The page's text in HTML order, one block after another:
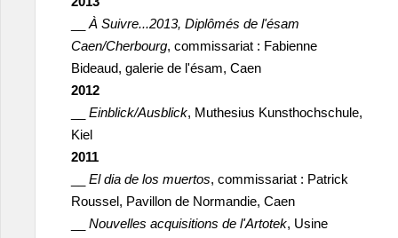
À Suivre...2013, Diplômés de l'ésam
Caen/Cherbourg, commissariat : Fabienne
Bideaud, galerie de l'ésam, Caen
2012
Einblick/Ausblick, Muthesius Kunsthochschule,
Kiel
2011
El dia de los muertos, commissariat : Patrick
Roussel, Pavillon de Normandie, Caen
Nouvelles acquisitions de l'Artotek, Usine